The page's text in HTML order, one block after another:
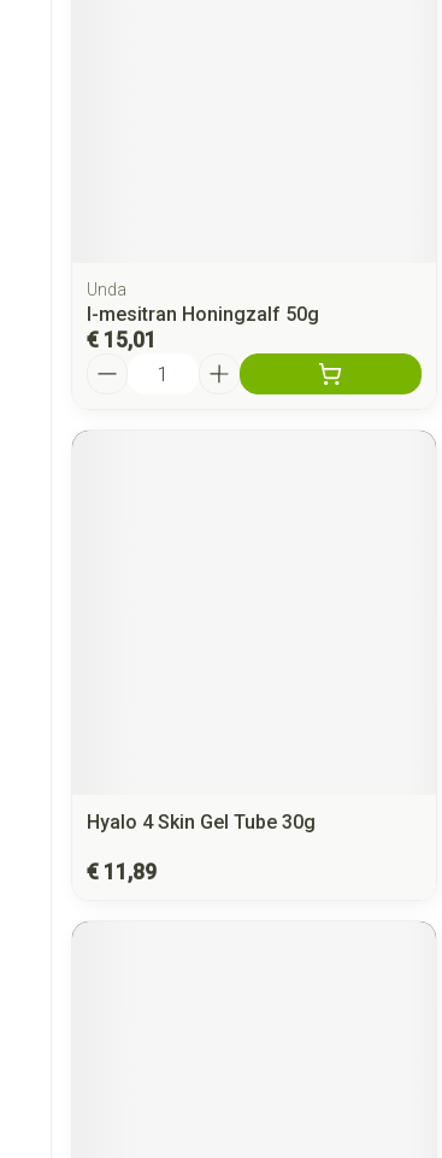
Unda
l-mesitran Honingzalf 50g
€ 15,01
Hyalo 4 Skin Gel Tube 30g
€ 11,89